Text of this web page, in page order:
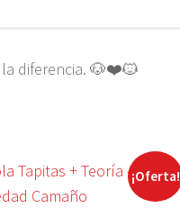
la diferencia. 🐶❤️🐱
¡Oferta!